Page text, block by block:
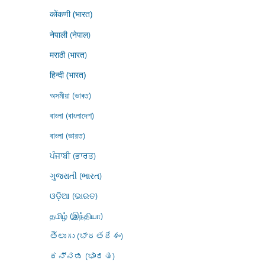
कोंकणी (भारत)
नेपाली (नेपाल)
मराठी (भारत)
हिन्दी (भारत)
অসমীয়া (ভাৰত)
বাংলা (বাংলাদেশ)
বাংলা (ভারত)
ਪੰਜਾਬੀ (ਭਾਰਤ)
ગુજરાતી (ભારત)
ଓଡ଼ିଆ (ଭାରତ)
தமிழ் (இந்தியா)
తెలుగు (భారతదేశం)
ಕನ್ನಡ (ಭಾರತ)